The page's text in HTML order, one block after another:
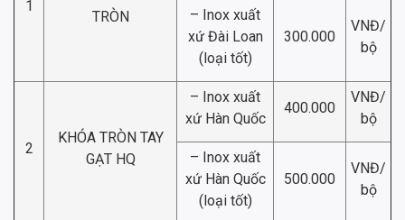
1
TRÒN
– Inox xuất
xứ Đài Loan
(loại tốt)
300.000
VNĐ/
bộ
2
KHÓA TRÒN TAY
GẠT HQ
– Inox xuất
xứ Hàn Quốc
400.000
VNĐ/
bộ
– Inox xuất
xứ Hàn Quốc
(loại tốt)
500.000
VNĐ/
bộ